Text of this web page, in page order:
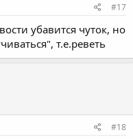
#17
убавится чуток, но
т.е.реветь
#18